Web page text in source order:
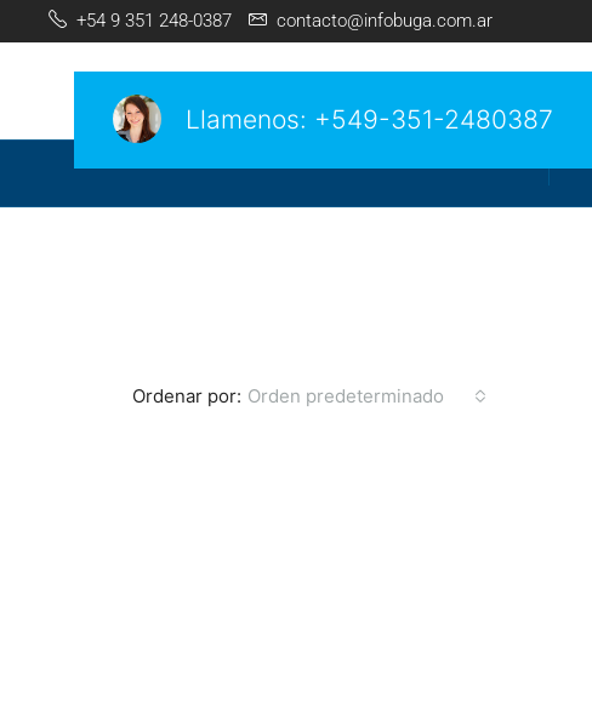
+54 9 351 248-0387 contacto@infobuga.com.ar
Llamenos: +549-351-2480387
Ordenar por: Orden predeterminado